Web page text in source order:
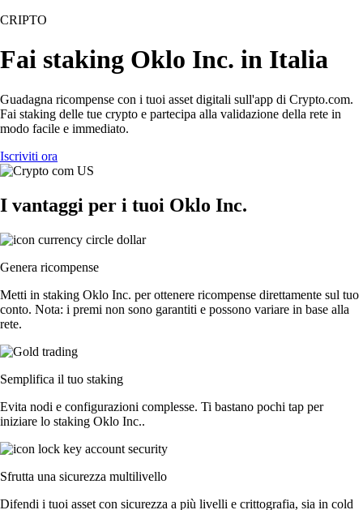
CRIPTO
Fai staking Oklo Inc. in Italia
Guadagna ricompense con i tuoi asset digitali sull'app di Crypto.com.
Fai staking delle tue crypto e partecipa alla validazione della rete in
modo facile e immediato.
Iscriviti ora
I vantaggi per i tuoi Oklo Inc.
Genera ricompense
Metti in staking Oklo Inc. per ottenere ricompense direttamente sul tuo
conto. Nota: i premi non sono garantiti e possono variare in base alla
rete.
Semplifica il tuo staking
Evita nodi e configurazioni complesse. Ti bastano pochi tap per
iniziare lo staking Oklo Inc..
Sfrutta una sicurezza multilivello
Difendi i tuoi asset con sicurezza a più livelli e crittografia, sia in cold